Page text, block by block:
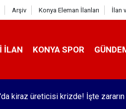
Arşiv Konya Eleman İlanları İlan
İLAN KONYA SPOR
Kanat Çırpmak